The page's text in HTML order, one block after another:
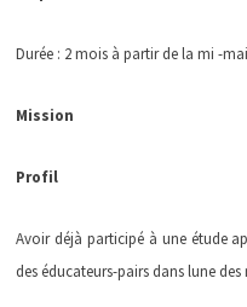
Durée : 2 mois à partir de la mi -mai
Mission
Profil
Avoir déjà participé à une étude
des éducateurs-pairs dans lune